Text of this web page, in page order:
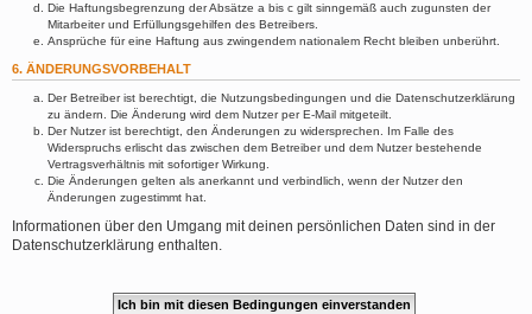
Die Haftungsbegrenzung der Absätze a bis c gilt sinngemäß auch zugunsten der
Mitarbeiter und Erfüllungsgehilfen des Betreibers.
Ansprüche für eine Haftung aus zwingendem nationalem Recht bleiben unberührt.
6. ÄNDERUNGSVORBEHALT
Der Betreiber ist berechtigt, die Nutzungsbedingungen und die Datenschutzerklärung
zu ändern. Die Änderung wird dem Nutzer per E-Mail mitgeteilt.
Der Nutzer ist berechtigt, den Änderungen zu widersprechen. Im Falle des
Widerspruchs erlischt das zwischen dem Betreiber und dem Nutzer bestehende
Vertragsverhältnis mit sofortiger Wirkung.
Die Änderungen gelten als anerkannt und verbindlich, wenn der Nutzer den
Änderungen zugestimmt hat.
Informationen über den Umgang mit deinen persönlichen Daten sind in der
Datenschutzerklärung enthalten.